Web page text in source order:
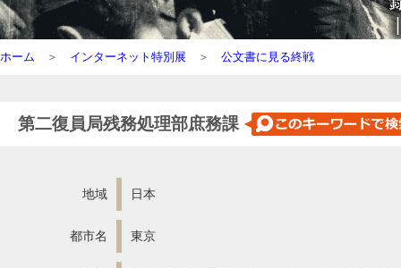
ホーム ＞ インターネット特別展 ＞ 公文書に見る終戦
第二復員局残務処理部庶務課
地域 日本
都市名 東京